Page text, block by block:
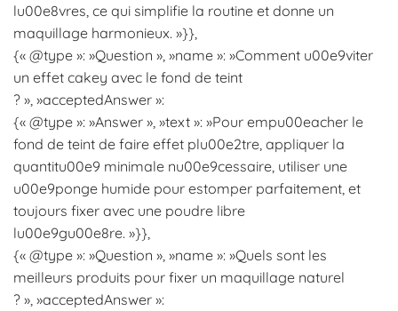
lu00e8vres, ce qui simplifie la routine et donne un
maquillage harmonieux. »}},
{« @type »: »Question », »name »: »Comment u00e9viter
un effet cakey avec le fond de teint
? », »acceptedAnswer »:
{« @type »: »Answer », »text »: »Pour empu00eacher le
fond de teint de faire effet plu00e2tre, appliquer la
quantitu00e9 minimale nu00e9cessaire, utiliser une
u00e9ponge humide pour estomper parfaitement, et
toujours fixer avec une poudre libre
lu00e9gu00e8re. »}},
{« @type »: »Question », »name »: »Quels sont les
meilleurs produits pour fixer un maquillage naturel
? », »acceptedAnswer »: